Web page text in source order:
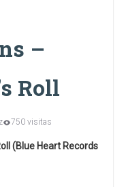
–
Roll
750 visitas
(Blue Heart Records